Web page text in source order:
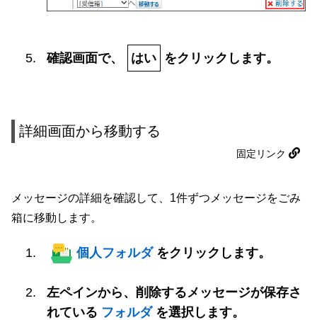
確認画面で、 はい をクリックします。
詳細画面から移動する
固定リンク
メッセージの詳細を確認して、1件ずつメッセージをごみ
箱に移動します。
個人フォルダ をクリックします。
左ペインから、削除するメッセージが保存さ
れている フォルダ を選択します。